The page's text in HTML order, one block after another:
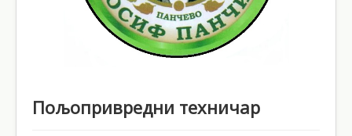
Пољопривредни техничар